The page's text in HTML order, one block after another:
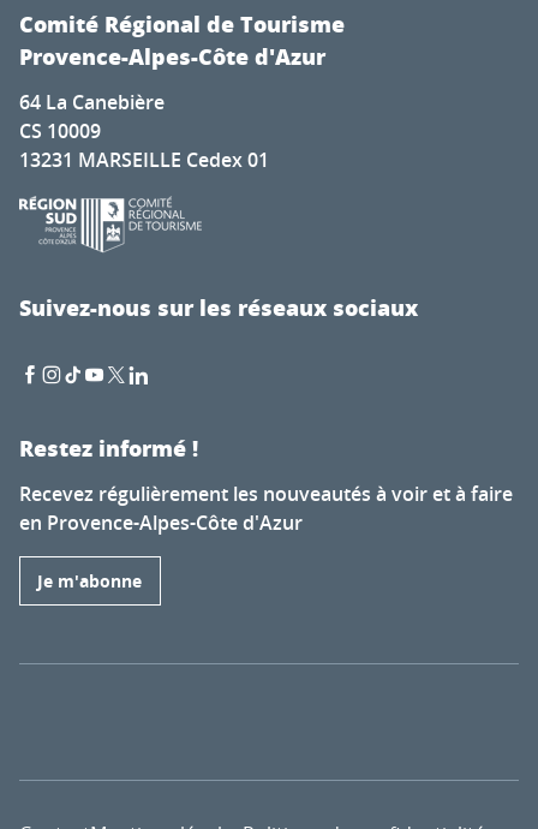
Comité Régional de Tourisme
Provence-Alpes-Côte d'Azur
64 La Canebière
CS 10009
13231 MARSEILLE Cedex 01
Suivez-nous sur les réseaux sociaux
Restez informé !
Recevez régulièrement les nouveautés à voir et à faire
en Provence-Alpes-Côte d'Azur
Je m'abonne